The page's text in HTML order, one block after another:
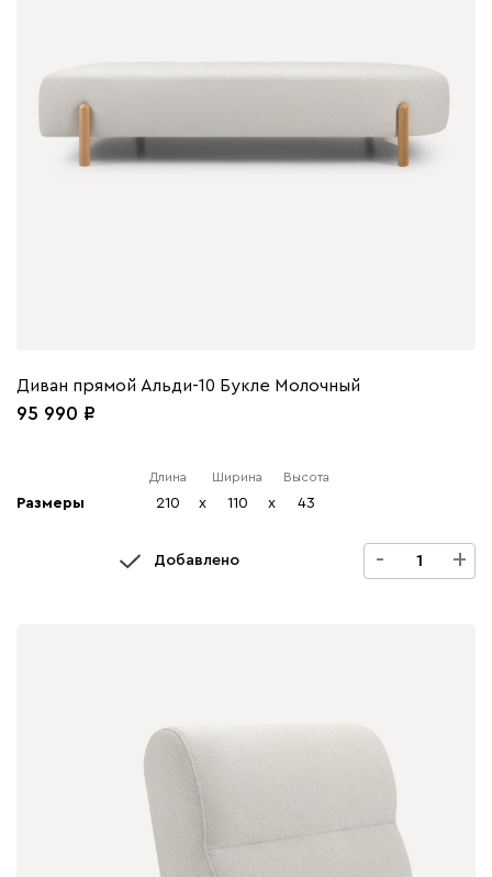
Диван прямой Альди-10 Букле Молочный
95 990
Размеры
Длина
210 x
Ширина
110 x
Высота
43
Добавлено - +